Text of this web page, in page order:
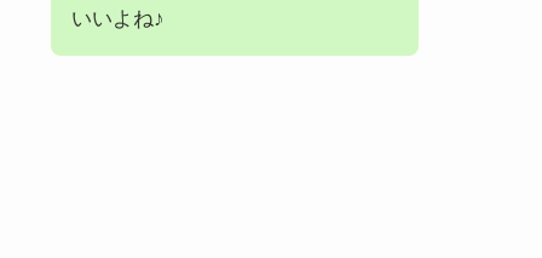
いいよね♪